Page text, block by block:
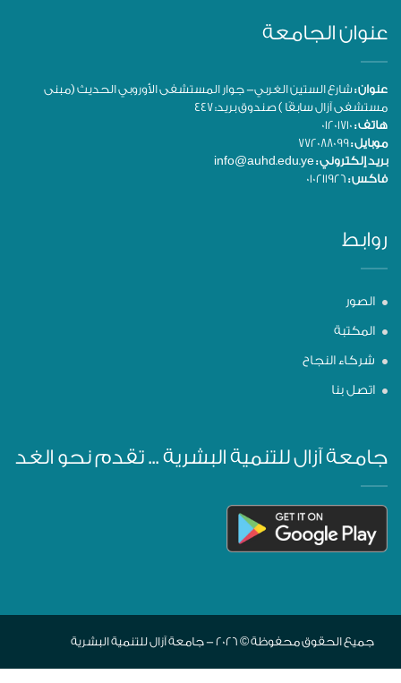
عنوان الجامعة
عنوان :شارع الستين الغربي- جوار المستشفى الأوروبي الحديث (مبنى
مستشفى آزال سابقًا ) صندوق بريد: 447
هاتف :
موبايل :
بريد إلكتروني :
فاكس :
روابط
الصور
المكتبة
شركاء النجاح
اتصل بنا
جامعة آزال للتنمية البشرية ... تقدم نحو الغد
جميع الحقوق محفوظة © 2026 - جامعة آزال للتنمية البشرية